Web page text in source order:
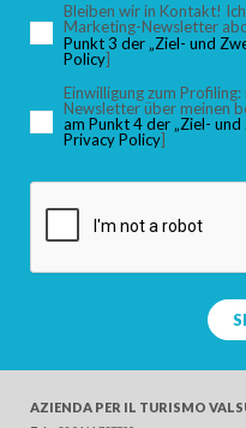
Bleiben wir in Kontakt!
Marketing-Newsletter
Punkt 3 der „Ziel- und
Policy]
Einwilligung zum
Newsletter über meinen
am Punkt 4 der „Ziel-
Privacy Policy]
AZIENDA PER IL TURISMO